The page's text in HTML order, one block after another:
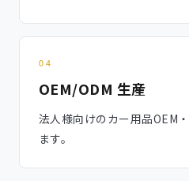
04
OEM/ODM 生産
法人様向けのカー用品OEM
ます。